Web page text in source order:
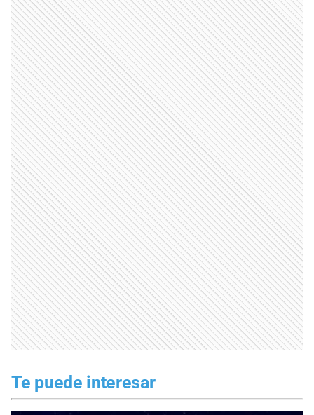
Te puede interesar